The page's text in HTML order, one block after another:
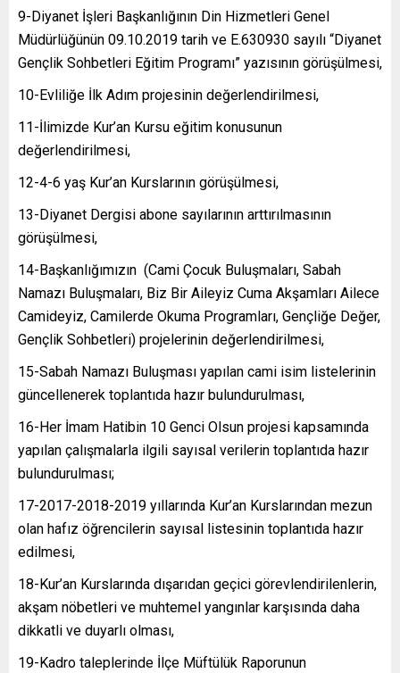
9-Diyanet İşleri Başkanlığının Din Hizmetleri Genel
Müdürlüğünün 09.10.2019 tarih ve E.630930 sayılı “Diyanet
Gençlik Sohbetleri Eğitim Programı” yazısının görüşülmesi,
10-Evliliğe İlk Adım projesinin değerlendirilmesi,
11-İlimizde Kur’an Kursu eğitim konusunun
değerlendirilmesi,
12-4-6 yaş Kur’an Kurslarının görüşülmesi,
13-Diyanet Dergisi abone sayılarının arttırılmasının
görüşülmesi,
14-Başkanlığımızın (Cami Çocuk Buluşmaları, Sabah
Namazı Buluşmaları, Biz Bir Aileyiz Cuma Akşamları Ailece
Camideyiz, Camilerde Okuma Programları, Gençliğe Değer,
Gençlik Sohbetleri) projelerinin değerlendirilmesi,
15-Sabah Namazı Buluşması yapılan cami isim listelerinin
güncellenerek toplantıda hazır bulundurulması,
16-Her İmam Hatibin 10 Genci Olsun projesi kapsamında
yapılan çalışmalarla ilgili sayısal verilerin toplantıda hazır
bulundurulması;
17-2017-2018-2019 yıllarında Kur’an Kurslarından mezun
olan hafız öğrencilerin sayısal listesinin toplantıda hazır
edilmesi,
18-Kur’an Kurslarında dışarıdan geçici görevlendirilenlerin,
akşam nöbetleri ve muhtemel yangınlar karşısında daha
dikkatli ve duyarlı olması,
19-Kadro taleplerinde İlçe Müftülük Raporunun